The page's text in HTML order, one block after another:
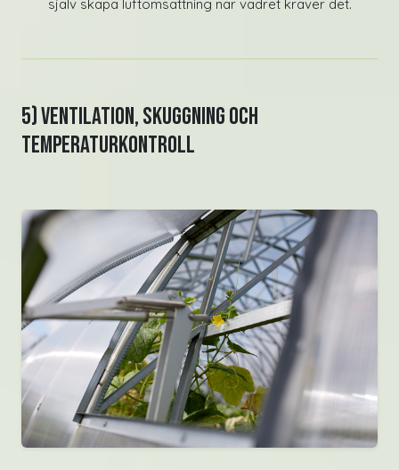
själv skapa luftomsättning när vädret kräver det.
5) Ventilation, skuggning och
temperaturkontroll